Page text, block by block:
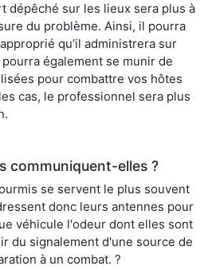
dépêché sur les lieux sera plus à
du problème. Ainsi, il pourra
qu’il administrera sur
également se munir de
pour combattre vos hôtes
cas, le professionnel sera plus
communiquent-elles ?
se servent le plus souvent
donc leurs antennes pour
véhicule l'odeur dont elles sont
du signalement d'une source de
à un combat. ?